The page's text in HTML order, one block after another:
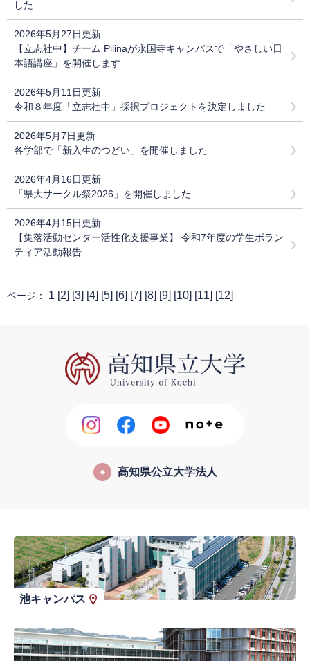
した
2026年5月27日更新
【立志社中】チーム Pilinaが永国寺キャンパスで「やさしい日
本語講座」を開催します
2026年5月11日更新
令和８年度「立志社中」採択プロジェクトを決定しました
2026年5月7日更新
各学部で「新入生のつどい」を開催しました
2026年4月16日更新
「県大サークル祭2026」を開催しました
2026年4月15日更新
【集落活動センター活性化支援事業】 令和7年度の学生ボラン
ティア活動報告
ページ： 1 [2] [3] [4] [5] [6] [7] [8] [9] [10] [11] [12]
高知県公立大学法人
池キャンパス